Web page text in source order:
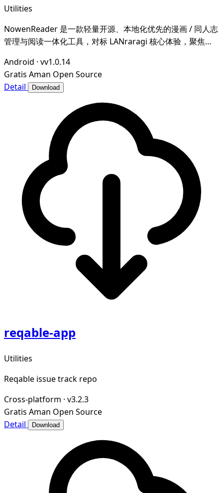
Utilities
NowenReader 是一款轻量开源、本地化优先的漫画 / 同人志
管理与阅读一体化工具，对标 LANraragi 核心体验，聚焦本
画爱好者打造私域、可控、高效的个人漫画图书馆。
Android · vv1.0.14
Gratis Aman Open Source
Detail
Download
reqable-app
Utilities
Reqable issue track repo
Cross-platform · v3.2.3
Gratis Aman Open Source
Detail
Download